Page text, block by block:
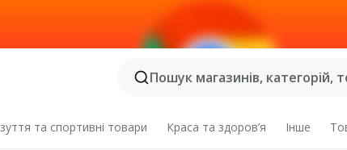
Пошук магазинів, категорій,
та спортивні товари Краса та здоров’я Інше